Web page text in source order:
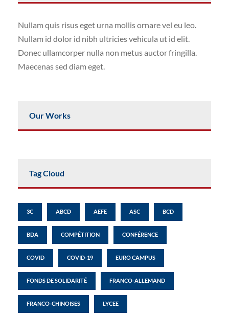
Nullam quis risus eget urna mollis ornare vel eu leo.
Nullam id dolor id nibh ultricies vehicula ut id elit.
Donec ullamcorper nulla non metus auctor fringilla.
Maecenas sed diam eget.
Our Works
Tag Cloud
3C ABCD AEFE ASC BCD
BDA COMPÉTITION CONFÉRENCE
COVID COVID-19 EURO CAMPUS
FONDS DE SOLIDARITÉ FRANCO-ALLEMAND
FRANCO-CHINOISES LYCEE